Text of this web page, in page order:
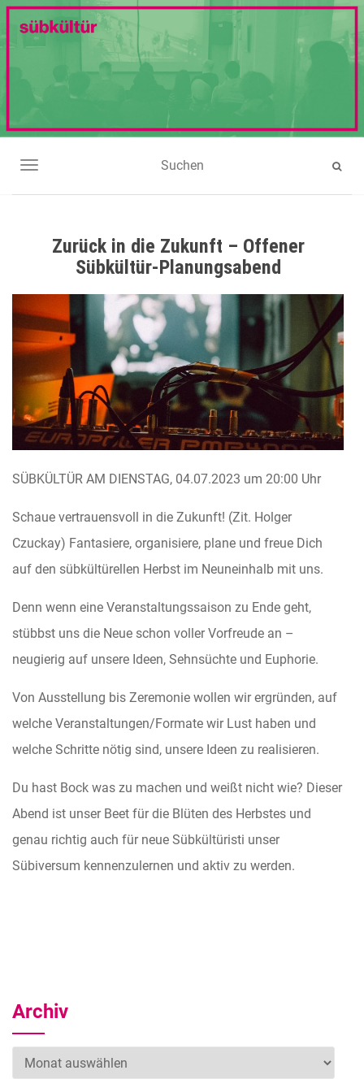
NAVIGATION UMSCHALTEN
Zurück in die Zukunft – Offener
Sübkültür-Planungsabend
SÜBKÜLTÜR AM DIENSTAG, 04.07.2023 um 20:00 Uhr
Schaue vertrauensvoll in die Zukunft! (Zit. Holger
Czuckay) Fantasiere, organisiere, plane und freue Dich
auf den sübkültürellen Herbst im Neuneinhalb mit uns.
Denn wenn eine Veranstaltungssaison zu Ende geht,
stübbst uns die Neue schon voller Vorfreude an –
neugierig auf unsere Ideen, Sehnsüchte und Euphorie.
Von Ausstellung bis Zeremonie wollen wir ergründen, auf
welche Veranstaltungen/Formate wir Lust haben und
welche Schritte nötig sind, unsere Ideen zu realisieren.
Du hast Bock was zu machen und weißt nicht wie? Dieser
Abend ist unser Beet für die Blüten des Herbstes und
genau richtig auch für neue Sübkültüristi unser
Sübiversum kennenzulernen und aktiv zu werden.
Archiv
Archiv